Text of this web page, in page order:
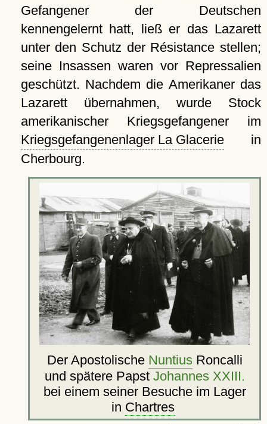
Gefangener der Deutschen
kennengelernt hatt, ließ er das Lazarett
unter den Schutz der Résistance stellen;
seine Insassen waren vor Repressalien
geschützt. Nachdem die Amerikaner das
Lazarett übernahmen, wurde Stock
amerikanischer Kriegsgefangener im
Kriegsgefangenenlager La Glaceriein
Cherbourg.
Der Apostolische NuntiusRoncalli
und spätere Papst Johannes XXIII.
bei einem seiner Besuche im Lager
in Chartres